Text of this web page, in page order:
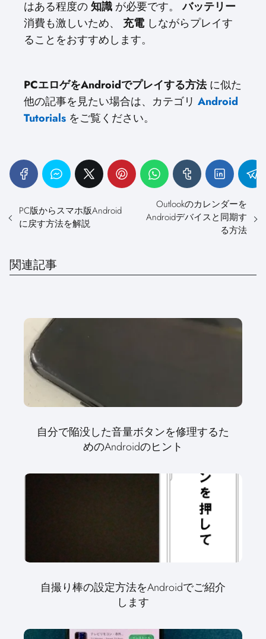
はある程度の知識 が必要です。バッテリー
消費も激しいため、 充電しながらプレイす
ることをおすすめします。
PCエロゲをAndroidでプレイする方法に似た
他の記事を見たい場合は、カテゴリ Android
Tutorials をご覧ください。
PC版からスマホ版Android
に戻す方法を解説
Outlookのカレンダーを
Androidデバイスと同期す
る方法
関連記事
自分で陥没した音量ボタンを修理するた
めのAndroidのヒント
自撮り棒の設定方法をAndroidでご紹介
します